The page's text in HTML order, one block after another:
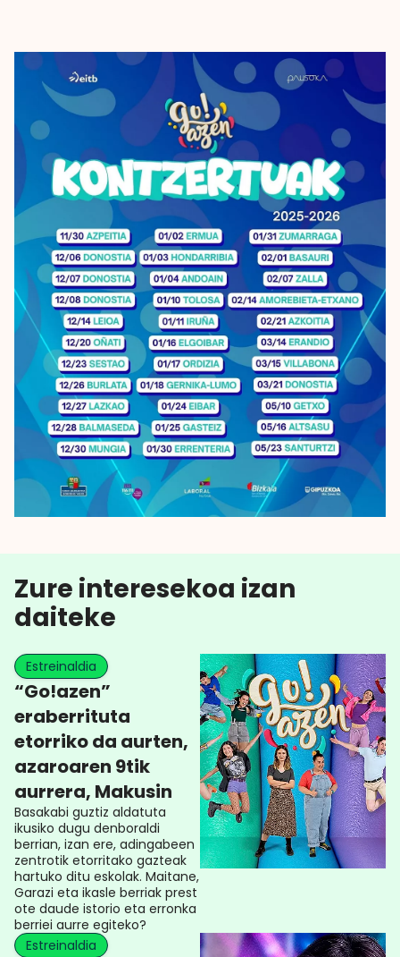
Zure interesekoa izan
daiteke
Estreinaldia
“Go!azen”
eraberrituta
etorriko da aurten,
azaroaren 9tik
aurrera, Makusin
Basakabi guztiz aldatuta
ikusiko dugu denboraldi
berrian, izan ere, adingabeen
zentrotik etorritako gazteak
hartuko ditu eskolak. Maitane,
Garazi eta ikasle berriak prest
ote daude istorio eta erronka
berriei aurre egiteko?
Estreinaldia